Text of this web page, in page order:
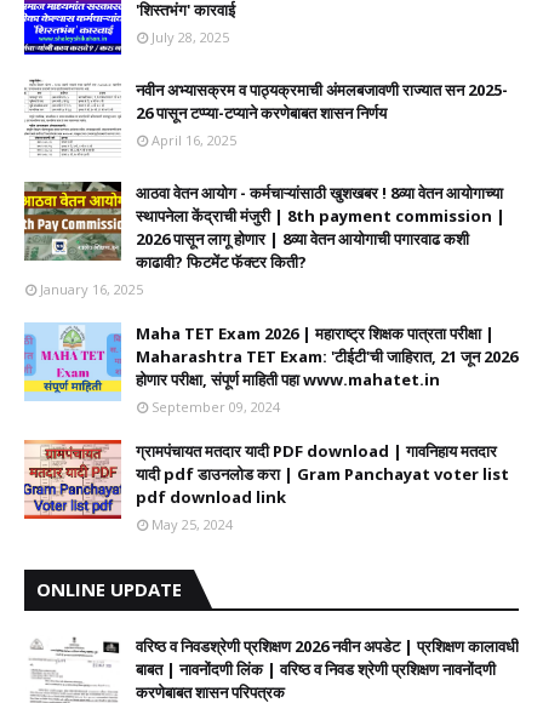
'शिस्तभंग' कारवाई
July 28, 2025
नवीन अभ्यासक्रम व पाठ्यक्रमाची अंमलबजावणी राज्यात सन 2025-
26 पासून टप्प्या-टप्याने करणेबाबत शासन निर्णय
April 16, 2025
आठवा वेतन आयोग - कर्मचाऱ्यांसाठी खुशखबर ! 8व्या वेतन आयोगाच्या
स्थापनेला केंद्राची मंजुरी | 8th payment commission |
2026 पासून लागू होणार | 8व्या वेतन आयोगाची पगारवाढ कशी
काढावी? फिटमेंट फॅक्टर किती?
January 16, 2025
Maha TET Exam 2026 | महाराष्ट्र शिक्षक पात्रता परीक्षा |
Maharashtra TET Exam: 'टीईटी'ची जाहिरात, 21 जून 2026
होणार परीक्षा, संपूर्ण माहिती पहा www.mahatet.in
September 09, 2024
ग्रामपंचायत मतदार यादी PDF download | गावनिहाय मतदार
यादी pdf डाउनलोड करा | Gram Panchayat voter list
pdf download link
May 25, 2024
ONLINE UPDATE
वरिष्ठ व निवडश्रेणी प्रशिक्षण 2026 नवीन अपडेट | प्रशिक्षण कालावधी‌
बाबत | नावनोंदणी लिंक | वरिष्ठ व निवड श्रेणी प्रशिक्षण नावनोंदणी
करणेबाबत शासन परिपत्रक